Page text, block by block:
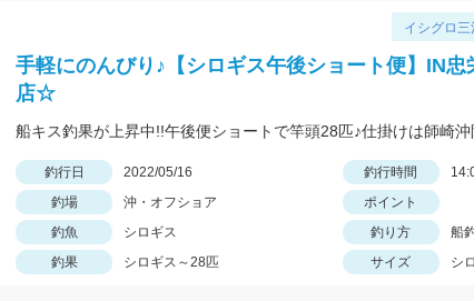
イシグロ
手軽にのんびり♪【シロギス午後ショート便】IN
店☆
釣行日 2022/05/16 釣行時間
釣場
沖・オフショア
ポイント
釣魚
シロギス 釣り方
船
釣果
シロギス～28匹 サイズ シ